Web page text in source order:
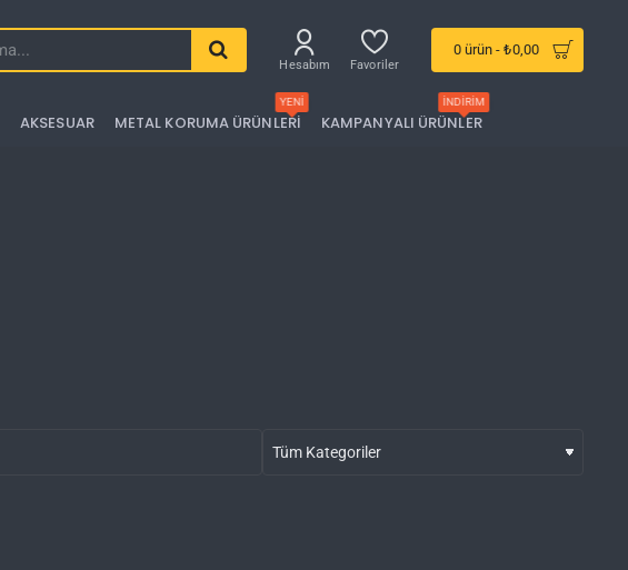
Hesabım Favoriler
0 ürün - ₺0,00
AKSESUAR METAL KORUMA ÜRÜNLERI
YENI
KAMPANYALI ÜRÜNLER
İNDIRIM